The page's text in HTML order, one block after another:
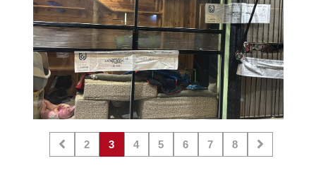
2 3 4 5 6 7 8